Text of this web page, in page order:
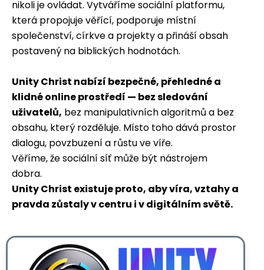
nikoli je ovládat. Vytváříme sociální platformu,
která propojuje věřící, podporuje místní
společenství, církve a projekty a přináší obsah
postavený na biblických hodnotách.
Unity Christ nabízí bezpečné, přehledné a
klidné online prostředí — bez sledování
uživatelů, bez manipulativních algoritmů a bez
obsahu, který rozděluje. Místo toho dává prostor
dialogu, povzbuzení a růstu ve víře.
Věříme, že sociální síť může být nástrojem
dobra.
Unity Christ existuje proto, aby víra, vztahy a
pravda zůstaly v centru i v digitálním světě.